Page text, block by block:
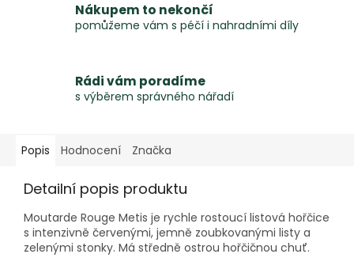
Nákupem to nekončí
pomůžeme vám s péčí i nahradními díly
Rádi vám poradíme
s výběrem správného nářadí
Popis Hodnocení Značka
Detailní popis produktu
Moutarde Rouge Metis je rychle rostoucí listová hořčice
s intenzivně červenými, jemně zoubkovanými listy a
zelenými stonky. Má středně ostrou hořčičnou chuť.